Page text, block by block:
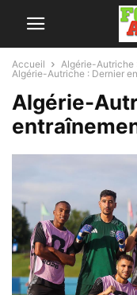
Accueil
Algérie-Autriche
Algérie-Autriche : Dernier
Algérie-